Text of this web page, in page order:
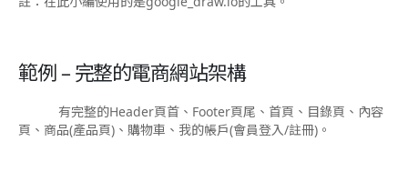
範例 – 完整的電商網站架構
有完整的Header頁首、Footer頁尾、首頁、目錄頁、內容
頁、商品(產品頁)、購物車、我的帳戶(會員登入/註冊)。